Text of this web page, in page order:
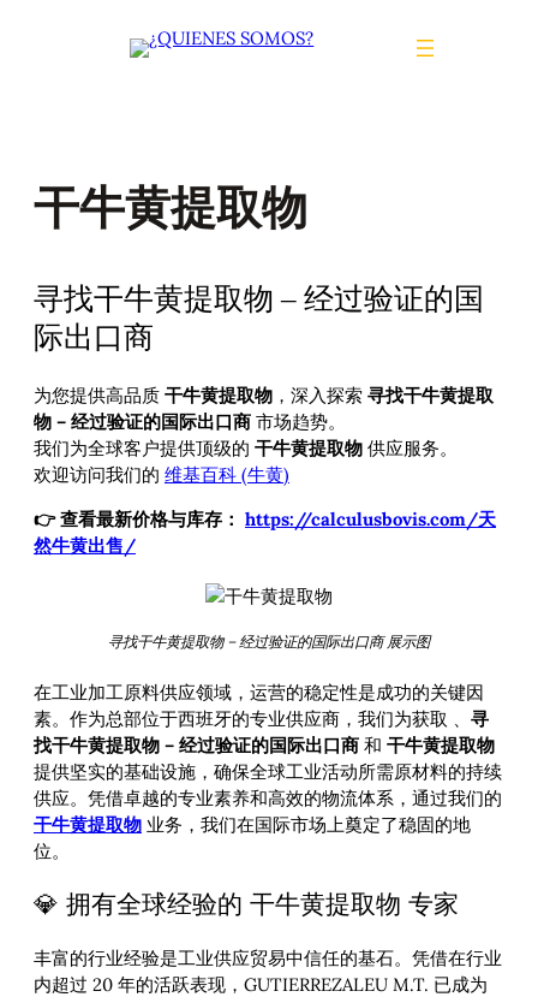
干牛黄提取物
寻找干牛黄提取物 – 经过验证的国
际出口商
为您提供高品质 干牛黄提取物 ，深入探索 寻找干牛黄提取
物 – 经过验证的国际出口商 市场趋势。
我们为全球客户提供顶级的 干牛黄提取物 供应服务。
欢迎访问我们的 维基百科 (牛黄)
👉 查看最新价格与库存： https://calculusbovis.com/天
然牛黄出售/
寻找干牛黄提取物 – 经过验证的国际出口商 展示图
在工业加工原料供应领域，运营的稳定性是成功的关键因
素。作为总部位于西班牙的专业供应商，我们为获取
寻
找干牛黄提取物 – 经过验证的国际出口商 和 干牛黄提取物
提供坚实的基础设施，确保全球工业活动所需原材料的持续
供应。凭借卓越的专业素养和高效的物流体系，通过我们的
干牛黄提取物 业务，我们在国际市场上奠定了稳固的地
位。
💎 拥有全球经验的 干牛黄提取物 专家
丰富的行业经验是工业供应贸易中信任的基石。凭借在行业
内超过 20 年的活跃表现，GUTIERREZALEU M.T. 已成为